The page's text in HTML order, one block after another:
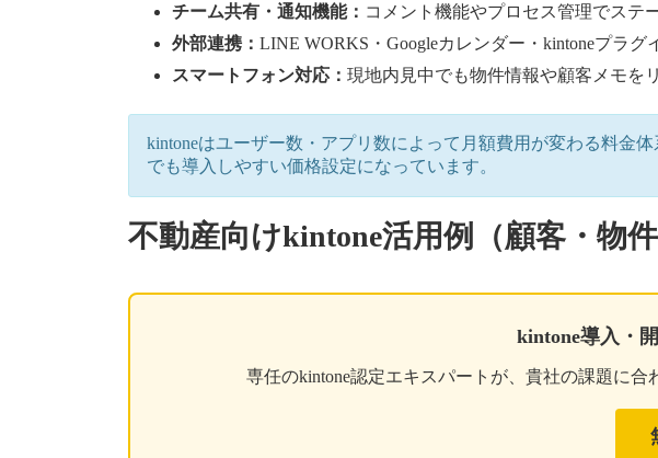
チーム共有・通知機能： コメント機能やプロセス管理でステ
外部連携： LINE WORKS・Googleカレンダー・kintoneプラ
スマートフォン対応： 現地内見中でも物件情報や顧客メモを
kintoneはユーザー数・アプリ数によって月額費用が変わる料金
でも導入しやすい価格設定になっています。
不動産向けkintone活用例（顧客・物件
kintone導入・
専任のkintone認定エキスパートが、貴社の課題に